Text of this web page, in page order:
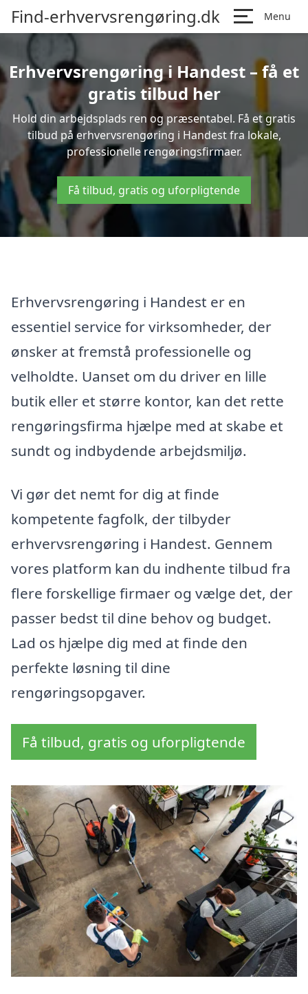
Find-erhvervsrengøring.dk Menu
Erhvervsrengøring i Handest – få et
gratis tilbud her
Hold din arbejdsplads ren og præsentabel. Få et gratis
tilbud på erhvervsrengøring i Handest fra lokale,
professionelle rengøringsfirmaer.
Få tilbud, gratis og uforpligtende
Erhvervsrengøring i Handest er en
essentiel service for virksomheder, der
ønsker at fremstå professionelle og
velholdte. Uanset om du driver en lille
butik eller et større kontor, kan det rette
rengøringsfirma hjælpe med at skabe et
sundt og indbydende arbejdsmiljø.
Vi gør det nemt for dig at finde
kompetente fagfolk, der tilbyder
erhvervsrengøring i Handest. Gennem
vores platform kan du indhente tilbud fra
flere forskellige firmaer og vælge det, der
passer bedst til dine behov og budget.
Lad os hjælpe dig med at finde den
perfekte løsning til dine
rengøringsopgaver.
Få tilbud, gratis og uforpligtende